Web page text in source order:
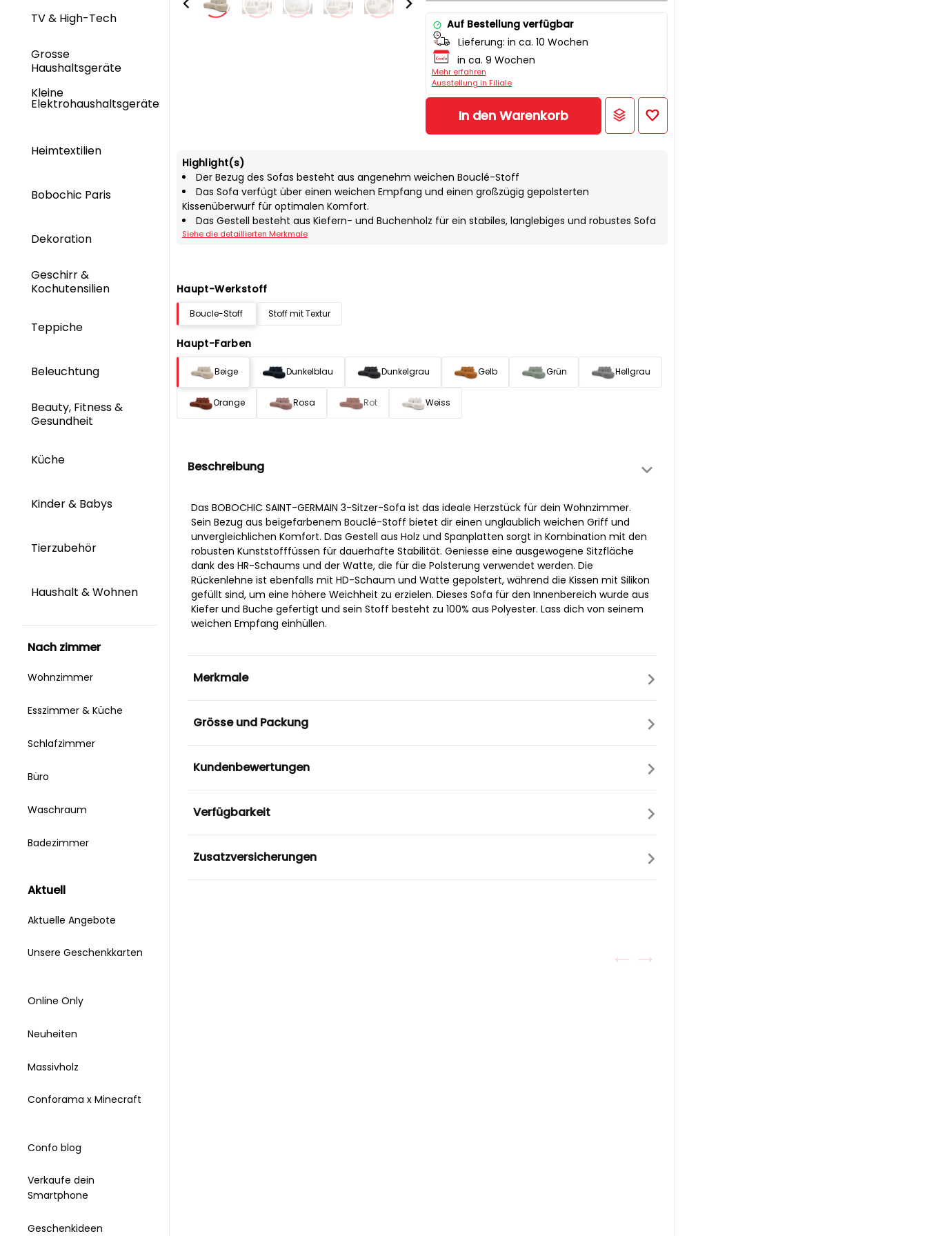
TV & High-Tech
Grosse
Haushaltsgeräte
Kleine
Elektrohaushaltsgeräte
Heimtextilien
Bobochic Paris
Dekoration
Geschirr &
Kochutensilien
Teppiche
Beleuchtung
Beauty, Fitness &
Gesundheit
Küche
Kinder & Babys
Tierzubehör
Haushalt & Wohnen
nach zimmer
Wohnzimmer
Esszimmer & Küche
Schlafzimmer
Büro
Waschraum
Badezimmer
aktuell
Aktuelle Angebote
Unsere Geschenkkarten
Online Only
Neuheiten
Massivholz
Conforama x Minecraft
Confo blog
Verkaufe dein
Smartphone
Geschenkideen
Auf Bestellung verfügbar
Lieferung: in ca. 10 Wochen
in ca. 9 Wochen
Mehr erfahren
Ausstellung in Filiale
In den Warenkorb
Highlight(s)
Der Bezug des Sofas besteht aus angenehm weichen Bouclé-Stoff
Das Sofa verfügt über einen weichen Empfang und einen großzügig gepolsterten
Kissenüberwurf für optimalen Komfort.
Das Gestell besteht aus Kiefern- und Buchenholz für ein stabiles, langlebiges und robustes Sofa
Siehe die detaillierten Merkmale
Haupt-Werkstoff
Boucle-Stoff Stoff mit Textur
Haupt-Farben
Beige Dunkelblau Dunkelgrau Gelb Grün Hellgrau
Orange Rosa Rot Weiss
Beschreibung
Das BOBOCHIC SAINT-GERMAIN 3-Sitzer-Sofa ist das ideale Herzstück für dein Wohnzimmer.
Sein Bezug aus beigefarbenem Bouclé-Stoff bietet dir einen unglaublich weichen Griff und
unvergleichlichen Komfort. Das Gestell aus Holz und Spanplatten sorgt in Kombination mit den
robusten Kunststofffüssen für dauerhafte Stabilität. Geniesse eine ausgewogene Sitzfläche
dank des HR-Schaums und der Watte, die für die Polsterung verwendet werden. Die
Rückenlehne ist ebenfalls mit HD-Schaum und Watte gepolstert, während die Kissen mit Silikon
gefüllt sind, um eine höhere Weichheit zu erzielen. Dieses Sofa für den Innenbereich wurde aus
Kiefer und Buche gefertigt und sein Stoff besteht zu 100% aus Polyester. Lass dich von seinem
weichen Empfang einhüllen.
Merkmale
Grösse und Packung
Kundenbewertungen
Verfügbarkeit
Zusatzversicherungen